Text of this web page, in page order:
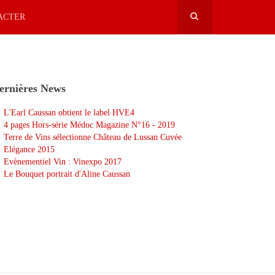
News
L'Earl Caussan obtient le label HVE4
4 pages Hors-série Médoc Magazine N°16 - 2019
Terre de Vins sélectionne Château de Lussan Cuvée
Elégance 2015
Evènementiel Vin : Vinexpo 2017
Le Bouquet portrait d'Aline Caussan